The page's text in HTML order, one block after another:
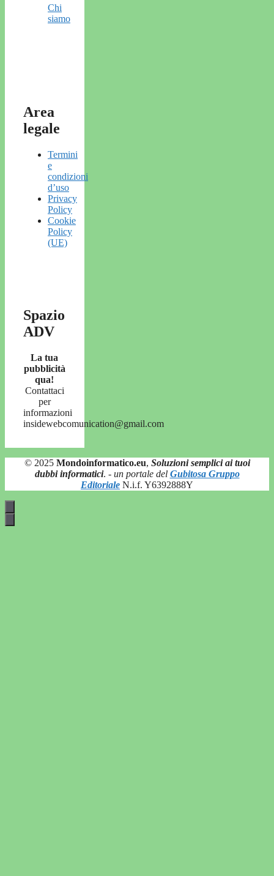
Chi
siamo
Area
legale
Termini
e
condizioni
d’uso
Privacy
Policy
Cookie
Policy
(UE)
Spazio
ADV
La tua
pubblicità
qua!
Contattaci
per
informazioni
insidewebcomunication@gmail.com
© 2025 Mondoinformatico.eu, Soluzioni semplici ai tuoi
dubbi informatici. - un portale del Gubitosa Gruppo
Editoriale N.i.f. Y6392888Y